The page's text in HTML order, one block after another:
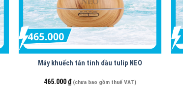
Máy khuếch tán tinh dầu tulip NEO
465.000₫ (chưa bao gồm thuế VAT)